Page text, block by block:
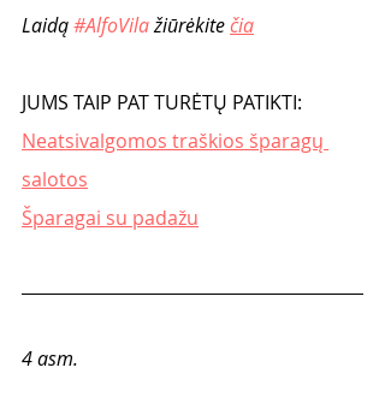
Laidą #AlfoVila žiūrėkite čia
JUMS TAIP PAT TURĖTŲ PATIKTI:
Neatsivalgomos traškios šparagų
salotos
Šparagai su padažu
4 asm.